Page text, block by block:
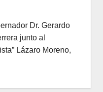
Dr. Gerardo
junto al
Lázaro Moreno,